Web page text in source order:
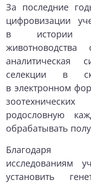
За последние
цифровизации
в истории
животноводства
аналитическая
селекции в
в электронном
родословную
обрабатывать
Благодаря
исследованиям
установить